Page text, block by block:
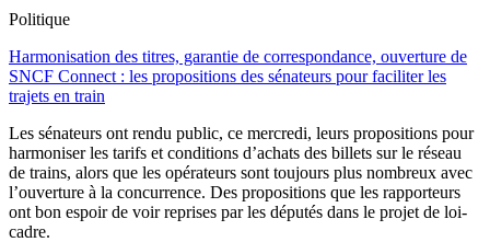
Politique
Harmonisation des titres, garantie de correspondance, ouverture de
SNCF Connect : les propositions des sénateurs pour faciliter les
trajets en train
Les sénateurs ont rendu public, ce mercredi, leurs propositions pour
harmoniser les tarifs et conditions d’achats des billets sur le réseau
de trains, alors que les opérateurs sont toujours plus nombreux avec
l’ouverture à la concurrence. Des propositions que les rapporteurs
ont bon espoir de voir reprises par les députés dans le projet de loi-
cadre.